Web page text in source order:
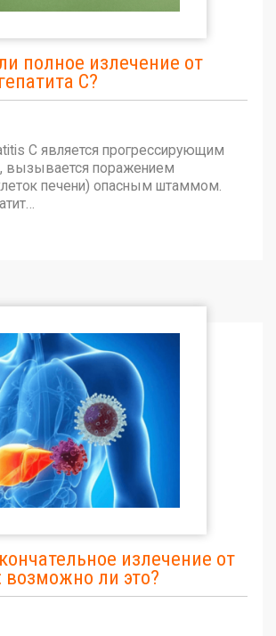
полное излечение от
С?
C является прогрессирующим
вызывается поражением
печени) опасным штаммом.
излечение от
возможно ли это?